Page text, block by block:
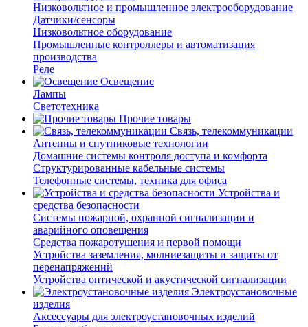
Низковольтное и промышленное электрооборудование
Датчики/сенсоры
Низковольтное оборудование
Промышленные контроллеры и автоматизация
производства
Реле
Освещение
Лампы
Светотехника
Прочие товары
Связь, телекоммуникации
Антенны и спутниковые технологии
Домашние системы контроля доступа и комфорта
Структурированные кабельные системы
Телефонные системы, техника для офиса
Устройства и
средства безопасности
Системы пожарной, охранной сигнализации и
аварийного оповещения
Средства пожаротушения и первой помощи
Устройства заземления, молниезащиты и защиты от
перенапряжений
Устройства оптической и акустической сигнализации
Электроустановочные
изделия
Аксессуары для электроустановочных изделий